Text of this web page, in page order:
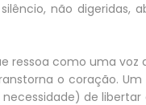
não
ressoa como uma
o coração.
de